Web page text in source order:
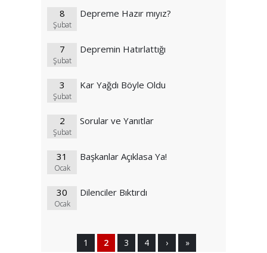
8
Şubat
Depreme Hazır mıyız?
7
Şubat
Depremin Hatırlattığı
3
Şubat
Kar Yağdı Böyle Oldu
2
Şubat
Sorular ve Yanıtlar
31
Ocak
Başkanlar Açıklasa Ya!
30
Ocak
Dilenciler Bıktırdı
1 2 3 4 › »